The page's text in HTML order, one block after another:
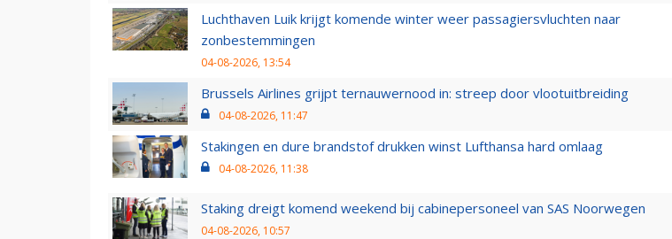
Luchthaven Luik krijgt komende winter weer passagiersvluchten naar
zonbestemmingen
04-08-2026, 13:54
Brussels Airlines grijpt ternauwernood in: streep door vlootuitbreiding
04-08-2026, 11:47
Stakingen en dure brandstof drukken winst Lufthansa hard omlaag
04-08-2026, 11:38
Staking dreigt komend weekend bij cabinepersoneel van SAS Noorwegen
04-08-2026, 10:57